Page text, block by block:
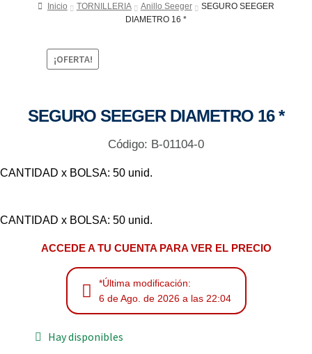
Inicio TORNILLERIA Anillo Seeger
SEGURO SEEGER
DIAMETRO 16 *
¡OFERTA!
SEGURO SEEGER DIAMETRO 16 *
Código: B-01104-0
CANTIDAD x BOLSA: 50 unid.
CANTIDAD x BOLSA: 50 unid.
ACCEDE A TU CUENTA PARA VER EL PRECIO
*Última modificación:
6 de Ago. de 2026 a las 22:04
Hay disponibles